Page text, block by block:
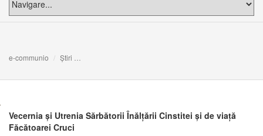
e-communio Știri
Vecernia și Utrenia Sărbătorii Înălțării Cinstitei și de viață
Făcătoarei Cruci